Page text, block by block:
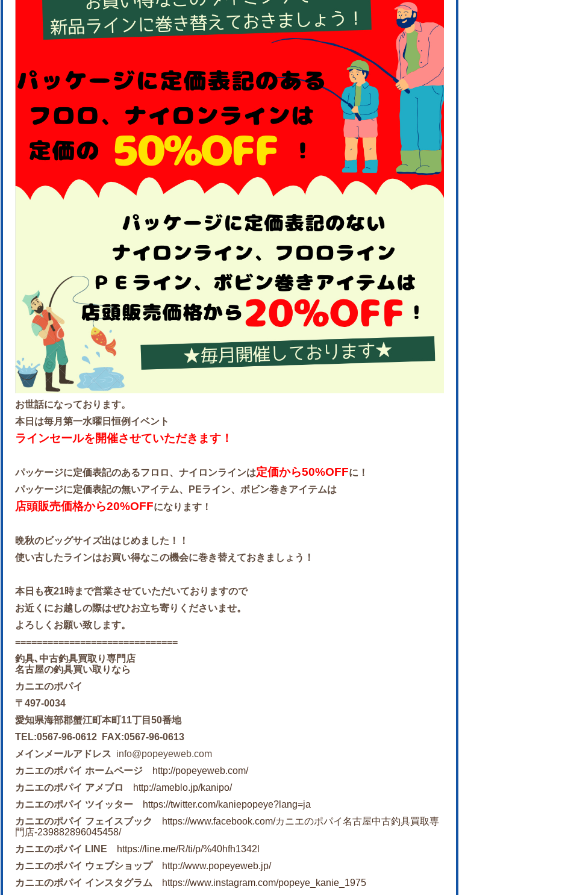
お世話になっております。
本日は毎月第一水曜日恒例イベント
ラインセールを開催させていただきます！
パッケージに定価表記のあるフロロ、ナイロンラインは定価から50%OFFに！
パッケージに定価表記の無いアイテム、PEライン、ボビン巻きアイテムは
店頭販売価格から20%OFFになります！
晩秋のビッグサイズ出はじめました！！
使い古したラインはお買い得なこの機会に巻き替えておきましょう！
本日も夜21時まで営業させていただいておりますので
お近くにお越しの際はぜひお立ち寄りくださいませ。
よろしくお願い致します。
==============================
釣具､中古釣具買取り専門店
名古屋の釣具買い取りなら
カニエのポパイ
〒497-0034
愛知県海部郡蟹江町本町11丁目50番地
TEL:0567-96-0612 FAX:0567-96-0613
メインメールアドレス info@popeyeweb.com
カニエのポパイ ホームページ
http://popeyeweb.com/
カニエのポパイ アメブロ
http://ameblo.jp/kanipo/
カニエのポパイ ツイッター
https://twitter.com/kaniepopeye?lang=ja
カニエのポパイ フェイスブック
https://www.facebook.com/カニエのポパイ名古屋中古釣具買取専
門店-239882896045458/
カニエのポパイ LINE
https://line.me/R/ti/p/%40hfh1342l
カニエのポパイ ウェブショップ
http://www.popeyeweb.jp/
カニエのポパイ インスタグラム
https://www.instagram.com/popeye_kanie_1975